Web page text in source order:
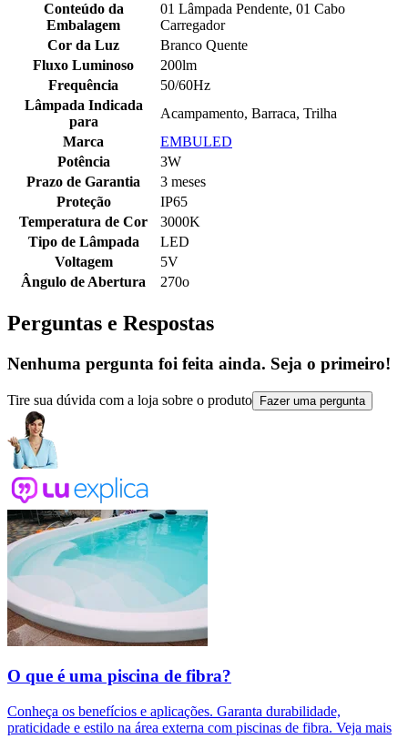
Conteúdo da
Embalagem
01 Lâmpada Pendente, 01 Cabo
Carregador
Cor da Luz
Branco Quente
Fluxo Luminoso
200lm
Frequência
50/60Hz
Lâmpada Indicada
para
Acampamento, Barraca, Trilha
Marca
EMBULED
Potência
3W
Prazo de Garantia
3 meses
Proteção
IP65
Temperatura de Cor
3000K
Tipo de Lâmpada
LED
Voltagem
5V
Ângulo de Abertura
270o
Perguntas e Respostas
Nenhuma pergunta foi feita ainda. Seja o primeiro!
Tire sua dúvida com a loja sobre o produto Fazer uma pergunta
O que é uma piscina de fibra?
Conheça os benefícios e aplicações. Garanta durabilidade,
praticidade e estilo na área externa com piscinas de fibra. Veja mais